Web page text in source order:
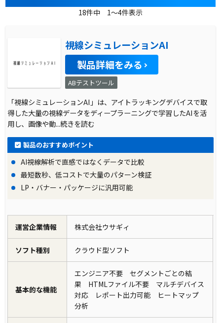
18件中 1～4件表示
視線シミュレーションAI
製品詳細をみる
ABテストツール
「視線シミュレーションAI」は、アイトラッキングデバイスで取
得した大量の視線データをディープラーニングで学習したAIを活
用し、画像や動...続きを読む
製品のおすすめポイント
AI視線解析で直感ではなくデータで比較
最短数秒、低コストで大量のパターン検証
LP・バナー・パッケージに汎用可能
運営企業情報 株式会社ウサギィ
ソフト種別 クラウド型ソフト
基本的な機能
エンジニア不要 セグメントごとの結
果 HTMLファイル不要 マルチデバイス
対応 レポート出力可能 ヒートマップ
分析